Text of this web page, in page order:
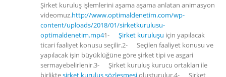
Şirket kuruluş işlemlerini aşama aşama anlatan animasyon
videomuz.http://www.optimaldenetim.com/wp-
content/uploads/2018/01/sirketkurulusu-
optimaldenetim.mp41- Şirket kuruluşu için yapılacak
ticari faaliyet konusu seçilir.2- Seçilen faaliyet konusu ve
yapılacak işin büyüklüğüne göre şirket tipi ve asgari
sermayebelirlenir.3- Şirket kuruluş kurucu ortakları ile
birlikteşirket kuruluş sözleşmesioluşturulur.4- Şirket